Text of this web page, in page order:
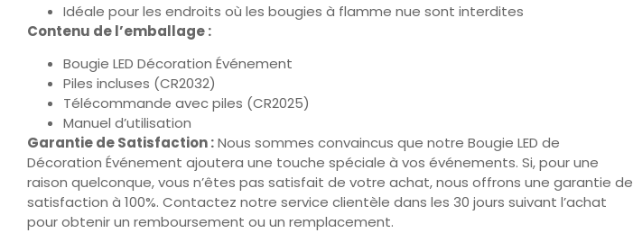
Idéale pour les endroits où les bougies à flamme nue sont interdites
Contenu de l’emballage :
Bougie LED Décoration Événement
Piles incluses (CR2032)
Télécommande avec piles (CR2025)
Manuel d’utilisation
Garantie de Satisfaction :Nous sommes convaincus que notre Bougie LED de
Décoration Événement ajoutera une touche spéciale à vos événements. Si, pour une
raison quelconque, vous n’êtes pas satisfait de votre achat, nous offrons une garantie de
satisfaction à 100%. Contactez notre service clientèle dans les 30 jours suivant l’achat
pour obtenir un remboursement ou un remplacement.